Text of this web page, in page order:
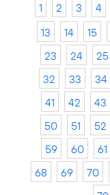
1 2 3 4
13
14 15
23
24 25
32
33 34
41
42 43
50
51 52
59
60 61
68
69 70